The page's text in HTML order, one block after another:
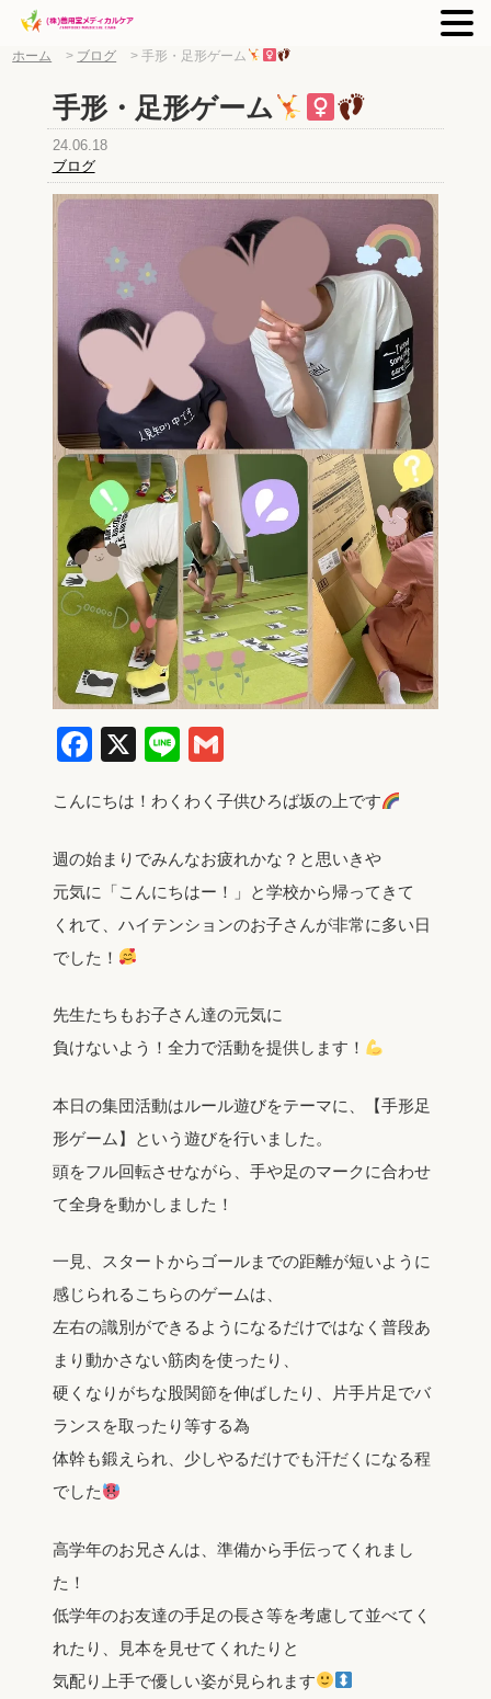
ホーム > ブログ >手形・足形ゲーム
手形・足形ゲーム
24.06.18
ブログ
Facebook
X Line
こんにちは！わくわく子供ひろば坂の上です
週の始まりでみんなお疲れかな？と思いきや
元気に「こんにちはー！」と学校から帰ってきて
くれて、ハイテンションのお子さんが非常に多い日
でした！
先生たちもお子さん達の元気に
負けないよう！全力で活動を提供します！
本日の集団活動はルール遊びをテーマに、【手形足
形ゲーム】という遊びを行いました。
頭をフル回転させながら、手や足のマークに合わせ
て全身を動かしました！
一見、スタートからゴールまでの距離が短いように
感じられるこちらのゲームは、
左右の識別ができるようになるだけではなく普段あ
まり動かさない筋肉を使ったり、
硬くなりがちな股関節を伸ばしたり、片手片足でバ
ランスを取ったり等する為
体幹も鍛えられ、少しやるだけでも汗だくになる程
でした
高学年のお兄さんは、準備から手伝ってくれまし
た！
低学年のお友達の手足の長さ等を考慮して並べてく
れたり、見本を見せてくれたりと
気配り上手で優しい姿が見られます